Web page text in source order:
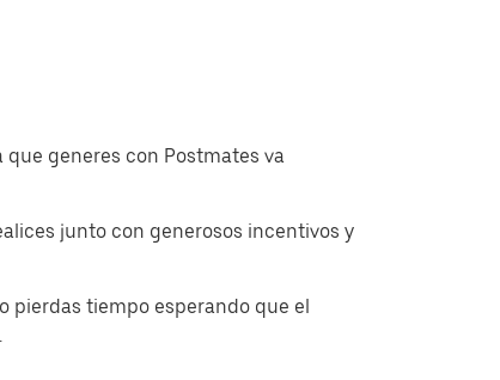
generes con Postmates va
junto con generosos incentivos y
pierdas tiempo esperando que el